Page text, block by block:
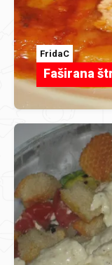
FridaC
Faširana